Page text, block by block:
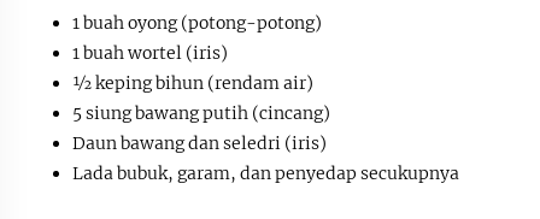
1 buah oyong (potong-potong)
1 buah wortel (iris)
½ keping bihun (rendam air)
5 siung bawang putih (cincang)
Daun bawang dan seledri (iris)
Lada bubuk, garam, dan penyedap secukupnya